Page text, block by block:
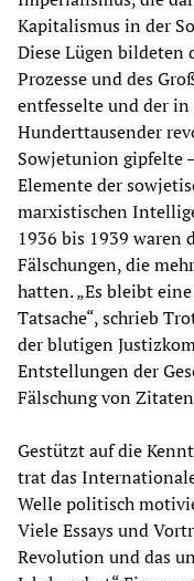
Kapitalismus in der
Diese Lügen bildeten
Prozesse und des
entfesselte und der
Hunderttausender
Sowjetunion gipfelte
Elemente der
marxistischen
1936 bis 1939 waren
Fälschungen, die
hatten. „Es bleibt
Tatsache“, schrieb
der blutigen
Entstellungen der
Fälschung von
Gestützt auf die
trat das
Welle politisch
Viele Essays und
Revolution und das